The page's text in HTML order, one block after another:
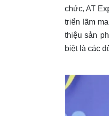
chức, AT
triển lãm
thiệu sản
biệt là các